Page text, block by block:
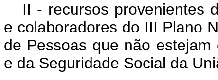
II - recursos provenientes
e colaboradores do III Plano
de Pessoas que não
e da Seguridade Social da